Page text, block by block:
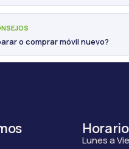
o comprar móvil nuevo?
Horario
Lunes a